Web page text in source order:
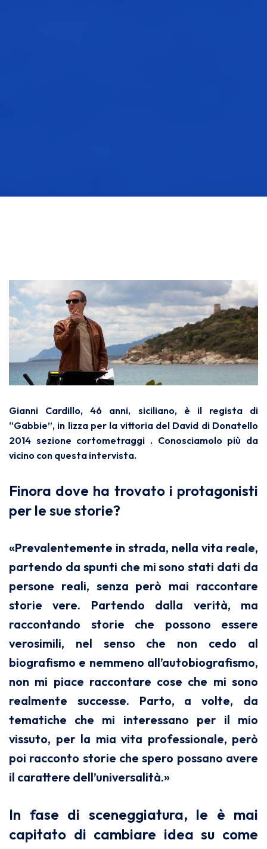
Gianni Cardillo, 46 anni, siciliano, è il regista di
“Gabbie”, in lizza per la vittoria del David di Donatello
2014 sezione cortometraggi . Conosciamolo più da
vicino con questa intervista.
Finora dove ha trovato i protagonisti
per le sue storie?
«Prevalentemente in strada, nella vita reale,
partendo da spunti che mi sono stati dati da
persone reali, senza però mai raccontare
storie vere. Partendo dalla verità, ma
raccontando storie che possono essere
verosimili, nel senso che non cedo al
biografismo e nemmeno all’autobiografismo,
non mi piace raccontare cose che mi sono
realmente successe. Parto, a volte, da
tematiche che mi interessano per il mio
vissuto, per la mia vita professionale, però
poi racconto storie che spero possano avere
il carattere dell’universalità.»
In fase di sceneggiatura, le è mai
capitato di cambiare idea su come